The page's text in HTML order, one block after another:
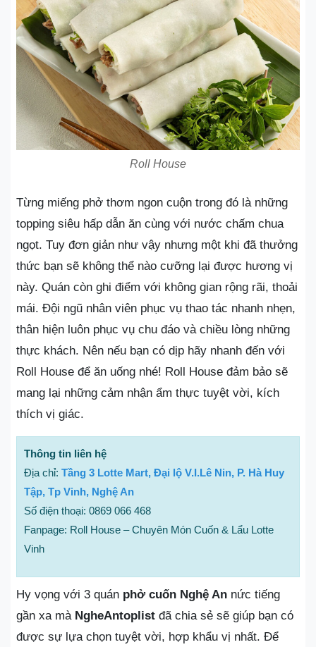
Roll House
Từng miếng phở thơm ngon cuộn trong đó là những
topping siêu hấp dẫn ăn cùng với nước chấm chua
ngọt. Tuy đơn giản như vậy nhưng một khi đã thưởng
thức bạn sẽ không thể nào cưỡng lại được hương vị
này. Quán còn ghi điểm với không gian rộng rãi, thoải
mái. Đội ngũ nhân viên phục vụ thao tác nhanh nhẹn,
thân hiện luôn phục vụ chu đáo và chiều lòng những
thực khách. Nên nếu bạn có dịp hãy nhanh đến với
Roll House để ăn uống nhé! Roll House đảm bảo sẽ
mang lại những cảm nhận ẩm thực tuyệt vời, kích
thích vị giác.
Thông tin liên hệ
Địa chỉ: Tầng 3 Lotte Mart, Đại lộ V.I.Lê Nin, P. Hà Huy
Tập, Tp Vinh, Nghệ An
Số điện thoại: 0869 066 468
Fanpage: Roll House – Chuyên Món Cuốn & Lẩu Lotte
Vinh
Hy vọng với 3 quán phở cuốn Nghệ An nức tiếng
gần xa mà NgheAntoplist đã chia sẻ sẽ giúp bạn có
được sự lựa chọn tuyệt vời, hợp khẩu vị nhất. Để